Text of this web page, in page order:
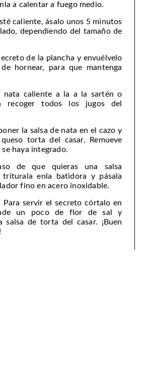
a calentar a fuego medio.
caliente, ásalo unos 5 minutos
dependiendo del tamaño de
de la plancha y envuélvelo
hornear, para que mantenga
nata caliente a la a la sartén o
recoger todos los jugos del
la salsa de nata en el cazo y
torta del casar. Remueve
se haya integrado.
de que quieras una salsa
triturala enla batidora y pásala
fino en acero inoxidable.
Para servir el secreto córtalo en
un poco de flor de sal y
salsa de torta del casar. ¡Buen